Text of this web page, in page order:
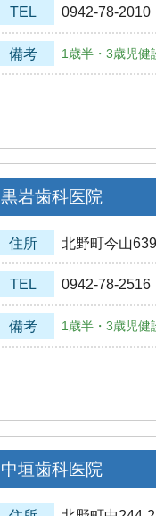
TEL 0942-78-2010
備考 1歳半・3歳児健
黒岩歯科医院
住所 北野町今山
TEL 0942-78-2516
備考 1歳半・3歳児健
中垣歯科医院